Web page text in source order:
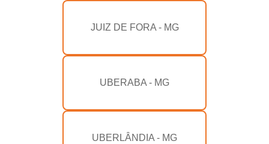
JUIZ DE FORA - MG
UBERABA - MG
UBERLÂNDIA - MG